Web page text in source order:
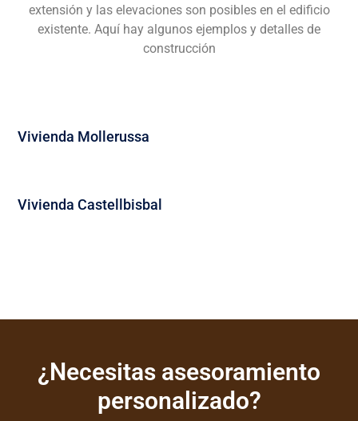
extensión y las elevaciones son posibles en el edificio
existente. Aquí hay algunos ejemplos y detalles de
construcción
Vivienda Mollerussa
Vivienda Castellbisbal
¿Necesitas asesoramiento
personalizado?